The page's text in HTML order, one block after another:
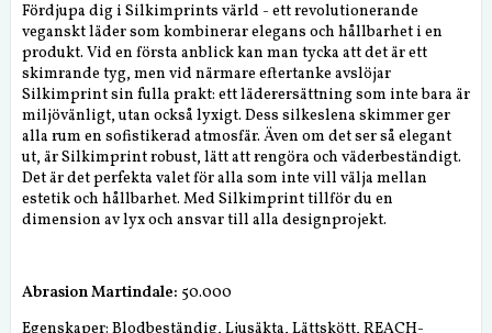
Fördjupa dig i Silkimprints värld - ett revolutionerande
veganskt läder som kombinerar elegans och hållbarhet i en
produkt. Vid en första anblick kan man tycka att det är ett
skimrande tyg, men vid närmare eftertanke avslöjar
Silkimprint sin fulla prakt: ett läderersättning som inte bara är
miljövänligt, utan också lyxigt. Dess silkeslena skimmer ger
alla rum en sofistikerad atmosfär. Även om det ser så elegant
ut, är Silkimprint robust, lätt att rengöra och väderbeständigt.
Det är det perfekta valet för alla som inte vill välja mellan
estetik och hållbarhet. Med Silkimprint tillför du en
dimension av lyx och ansvar till alla designprojekt.
Abrasion Martindale: 50.000